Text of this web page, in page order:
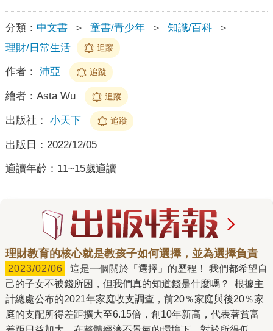
分類： 中文書 ＞ 童書/青少年 ＞ 知識/百科
＞
理財/日常生活
追蹤
作者： 沛亞 追蹤
繪者： Asta Wu 追蹤
出版社： 小天下 追蹤
出版日： 2022/12/05
適讀年齡： 11~15歲適讀
理財教育的核心就是教孩子如何選擇，並為選擇負責
2023/02/06
己的子女不被錢所困，但我們真的知道錢是什麼嗎？ 根據主
計總處公布的2021年家庭收支調查，前20％家庭與後20％家
庭的支配所得差距擴大至6.15倍，創10年新高，代表著貧富